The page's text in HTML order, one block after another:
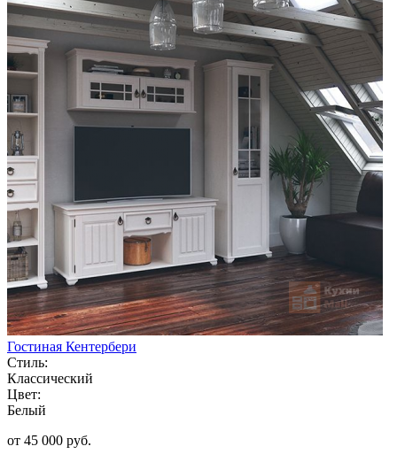
Гостиная Кентербери
Стиль:
Классический
Цвет:
Белый
от 45 000 руб.